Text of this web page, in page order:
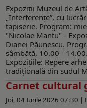
Expoziţii Muzeul de
„Interferențeˮ, cu
tapiserie. Program:
"Nicolae Mantu" -
Dianei Păunescu.
sâmbătă, 10.00 -
Expoziţiile: Repere
tradiţională din sudul
Carnet cultural
Joi, 04 Iunie 2026 07:30 |